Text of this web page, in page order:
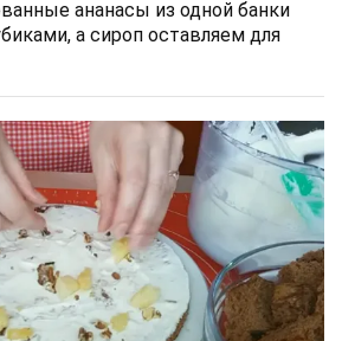
ананасы из одной банки
а сироп оставляем для